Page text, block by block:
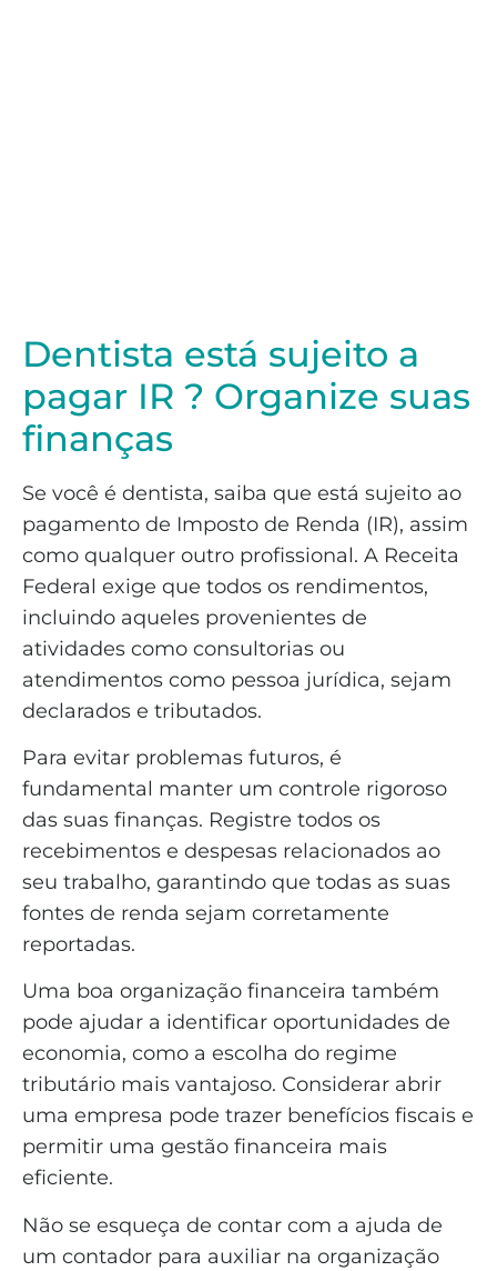
Dentista está sujeito a
pagar IR ? Organize suas
finanças
Se você é dentista, saiba que está sujeito ao
pagamento de Imposto de Renda (IR), assim
como qualquer outro profissional. A Receita
Federal exige que todos os rendimentos,
incluindo aqueles provenientes de
atividades como consultorias ou
atendimentos como pessoa jurídica, sejam
declarados e tributados.
Para evitar problemas futuros, é
fundamental manter um controle rigoroso
das suas finanças. Registre todos os
recebimentos e despesas relacionados ao
seu trabalho, garantindo que todas as suas
fontes de renda sejam corretamente
reportadas.
Uma boa organização financeira também
pode ajudar a identificar oportunidades de
economia, como a escolha do regime
tributário mais vantajoso. Considerar abrir
uma empresa pode trazer benefícios fiscais e
permitir uma gestão financeira mais
eficiente.
Não se esqueça de contar com a ajuda de
um contador para auxiliar na organização